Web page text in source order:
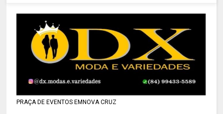
PRAÇA DE EVENTOS EMNOVA CRUZ